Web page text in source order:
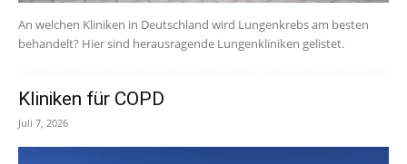
An welchen Kliniken in Deutschland wird Lungenkrebs am besten
behandelt? Hier sind herausragende Lungenkliniken gelistet.
Kliniken für COPD
Juli 7, 2026